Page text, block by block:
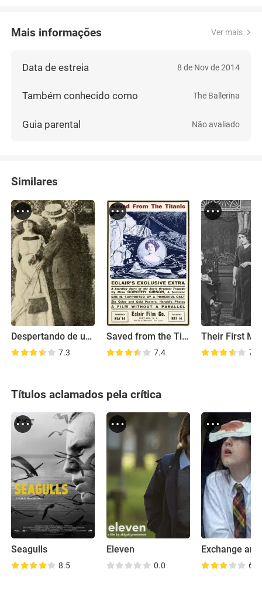
Mais informações Ver mais
Data de estreia 8 de Nov de 2014
Também conhecido como The Ballerina
Guia parental Não avaliado
Similares
Despertando de um Letargo
7.3
Saved from the Titanic
7.4 7.8
Títulos aclamados pela crítica
Seagulls
8.5
Eleven
0.0
Exchange
6.9